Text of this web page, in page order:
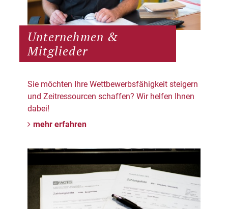
Unternehmen &
Mitglieder
Sie möchten Ihre Wettbewerbsfähigkeit steigern
und Zeitressourcen schaffen? Wir helfen Ihnen
dabei!
mehr erfahren